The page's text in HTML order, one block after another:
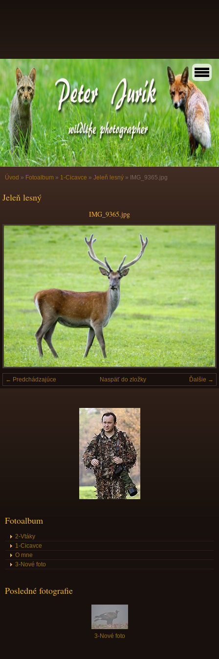
Úvod » Fotoalbum » 1-Cicavce » Jeleň lesný » IMG_9365.jpg
Jeleň lesný
IMG_9365.jpg
← Predchádzajúce Ďalšie →
Naspäť do zložky
Fotoalbum
2-Vtáky
1-Cicavce
O mne
3-Nové foto
Posledné fotografie
3-Nové foto